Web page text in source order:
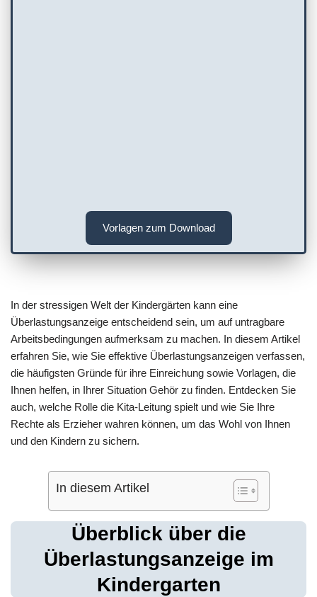
Vorlagen zum Download
In der stressigen Welt der Kindergärten kann eine
Überlastungsanzeige entscheidend sein, um auf untragbare
Arbeitsbedingungen aufmerksam zu machen. In diesem Artikel
erfahren Sie, wie Sie effektive Überlastungsanzeigen verfassen,
die häufigsten Gründe für ihre Einreichung sowie Vorlagen, die
Ihnen helfen, in Ihrer Situation Gehör zu finden. Entdecken Sie
auch, welche Rolle die Kita-Leitung spielt und wie Sie Ihre
Rechte als Erzieher wahren können, um das Wohl von Ihnen
und den Kindern zu sichern.
In diesem Artikel
Überblick über die
Überlastungsanzeige im
Kindergarten